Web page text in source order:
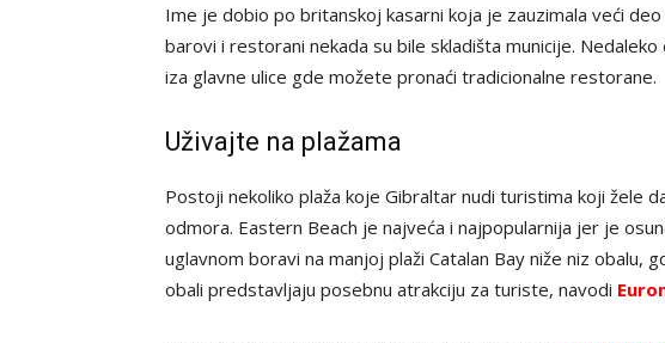
Ime je dobio po britanskoj kasarni koja je zauzimala veći
barovi i restorani nekada su bile skladišta municije.
iza glavne ulice gde možete pronaći tradicionalne restorane.
Uživajte na plažama
Postoji nekoliko plaža koje Gibraltar nudi turistima koji žele
odmora. Eastern Beach je najveća i najpopularnija jer je
uglavnom boravi na manjoj plaži Catalan Bay niže niz obalu,
obali predstavljaju posebnu atrakciju za turiste, navodi